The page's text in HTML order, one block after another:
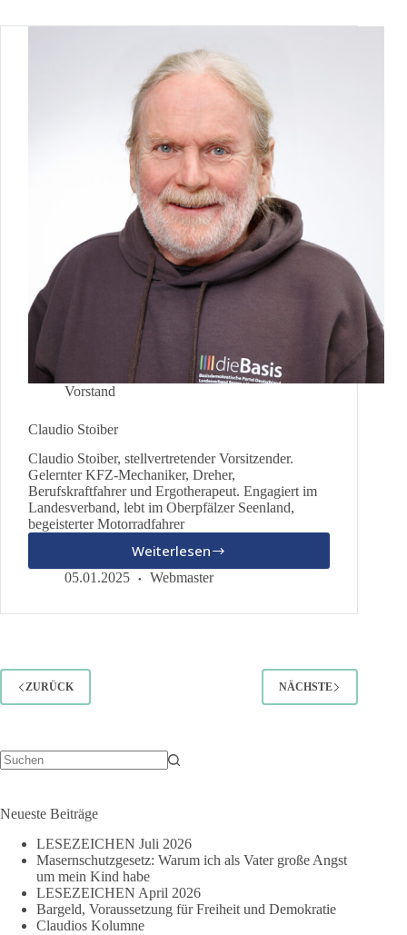
Vorstand
Claudio Stoiber
Claudio Stoiber, stellvertretender Vorsitzender.
Gelernter KFZ-Mechaniker, Dreher,
Berufskraftfahrer und Ergotherapeut. Engagiert im
Landesverband, lebt im Oberpfälzer Seenland,
begeisterter Motorradfahrer
Weiterlesen
Claudio
Stoiber
05.01.2025 Webmaster
ZURÜCK NÄCHSTE
Neueste Beiträge
LESEZEICHEN Juli 2026
Masernschutzgesetz: Warum ich als Vater große Angst
um mein Kind habe
LESEZEICHEN April 2026
Bargeld, Voraussetzung für Freiheit und Demokratie
Claudios Kolumne